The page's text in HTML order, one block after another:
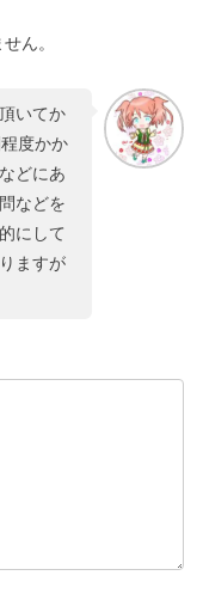
ん。
いてか
度かか
どにあ
などを
にして
ますが